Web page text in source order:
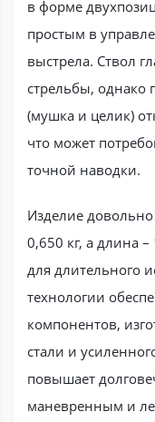
в форме
простым в
выстрела. Ствол
стрельбы, однако
(мушка и целик)
что может
точной наводки.
Изделие довольно
0,650 кг, а длина
для длительного
технологии
компонентов,
стали и
повышает
маневренным и